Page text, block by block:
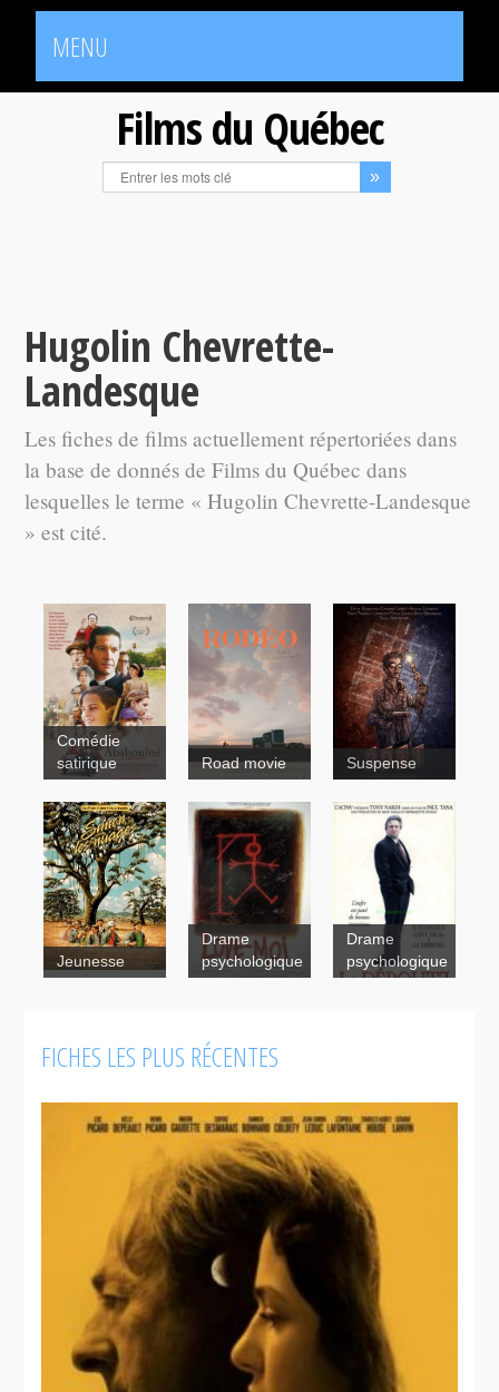
MENU
Films du Québec
Hugolin Chevrette-
Landesque
Les fiches de films actuellement répertoriées dans
la base de donnés de Films du Québec dans
lesquelles le terme « Hugolin Chevrette-Landesque
» est cité.
Comédie
satirique
Road movie Suspense
Simon les
Jeunesse
Love-
moi
Drame
psychologique
Drame
psychologique
FICHES LES PLUS RÉCENTES